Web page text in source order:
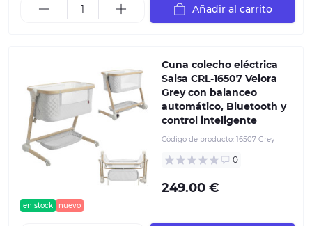
Añadir al carrito
en stock nuevo
Cuna colecho eléctrica
Salsa CRL-16507 Velora
Grey con balanceo
automático, Bluetooth y
control inteligente
Código de producto: 16507 Grey
0
249.00 €